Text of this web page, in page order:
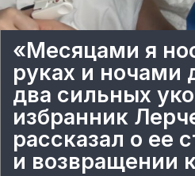
«Месяцами я
руках и ночами
два сильных
избранник
рассказал о ее
и возвращении